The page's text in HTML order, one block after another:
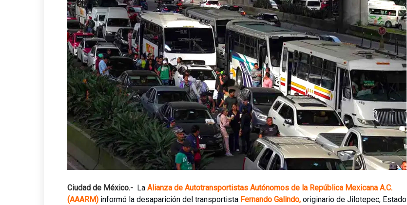
Ciudad de México.- La Alianza de Autotransportistas Autónomos de la República Mexicana A.C.
(AAARM) informó la desaparición del transportista Fernando Galindo, originario de Jilotepec, Estado